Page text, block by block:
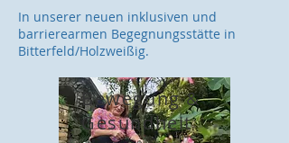
In unserer neuen inklusiven und
barrierearmen Begegnungsstätte in
Bitterfeld/Holzweißig.
Bewegung &
Gesundheit